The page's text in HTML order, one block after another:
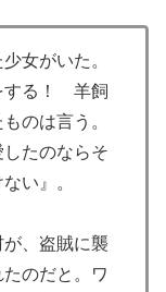
女がいた。
する！ 羊飼
のは言う。
たのならそ
い』。
、盗賊に襲
のだと。ワ